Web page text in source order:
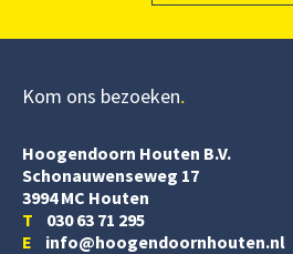
Kom ons bezoeken
Hoogendoorn Houten B.V.
Schonauwenseweg 17
3994 MC Houten
T 030 63 71 295
E info@hoogendoornhouten.nl